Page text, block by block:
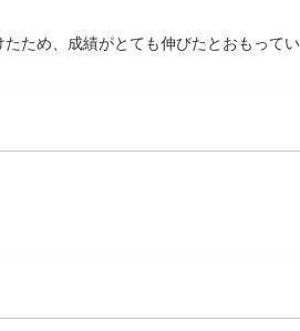
ため、成績がとても伸びたとおもって